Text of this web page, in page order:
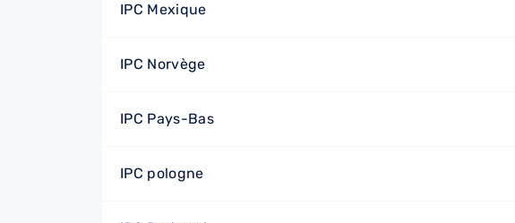
IPC Mexique
IPC Norvège
IPC Pays-Bas
IPC pologne